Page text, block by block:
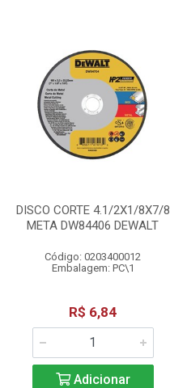
DISCO CORTE 4.1/2X1/8X7/8
META DW84406 DEWALT
Código: 0203400012
Embalagem: PC\1
R$ 6,84
Adicionar